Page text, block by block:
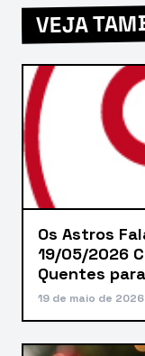
VEJA
Os Astros
19/05/2026
Quentes
19 de maio de 2026